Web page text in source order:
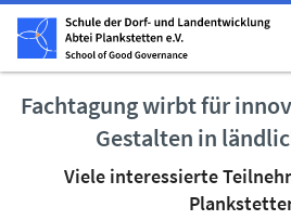
Fachtagung wirbt für
Gestalten in
Viele interessierte